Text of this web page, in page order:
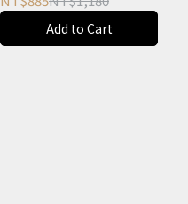
Add to Cart